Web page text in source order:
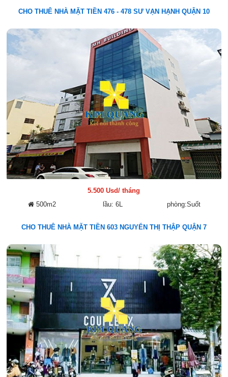
CHO THUÊ NHÀ MẶT TIỀN 476 - 478 SƯ VẠN HẠNH QUẬN 10
5.500 Usd/ tháng
500m2
lầu: 6L phòng:Suốt
CHO THUÊ NHÀ MẶT TIỀN 603 NGUYỄN THỊ THẬP QUẬN 7